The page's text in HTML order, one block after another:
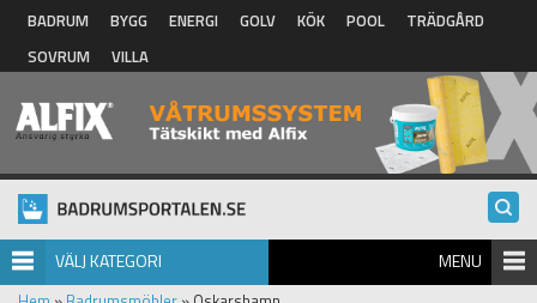
Hoppa till huvudinnehåll
BADRUM BYGG ENERGI GOLV KÖK POOL
TRÄDGÅRD
SOVRUM
VILLA
VÄLJ KATEGORI MENU